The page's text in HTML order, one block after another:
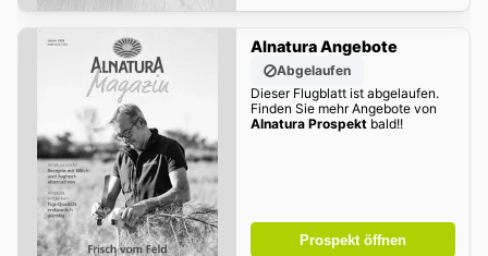
Alnatura Angebote
Abgelaufen
Dieser Flugblatt ist abgelaufen.
Finden Sie mehr Angebote von
Alnatura Prospektbald!!
Prospekt öffnen